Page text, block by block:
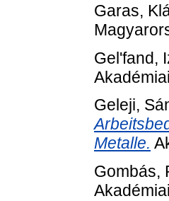
Garas,
Gel'fand,
Geleji,
Metalle.
Gombás,